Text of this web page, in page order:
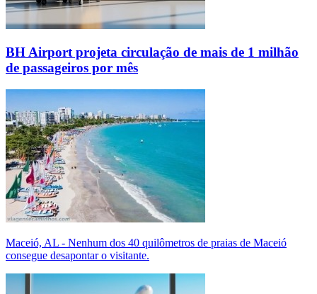
BH Airport projeta circulação de mais de 1 milhão
de passageiros por mês
Maceió, AL - Nenhum dos 40 quilômetros de praias de Maceió
consegue desapontar o visitante.